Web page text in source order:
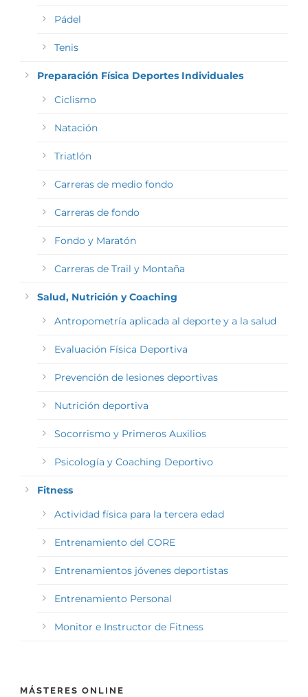
Pádel
Tenis
Preparación Física Deportes Individuales
Ciclismo
Natación
Triatlón
Carreras de medio fondo
Carreras de fondo
Fondo y Maratón
Carreras de Trail y Montaña
Salud, Nutrición y Coaching
Antropometría aplicada al deporte y a la salud
Evaluación Física Deportiva
Prevención de lesiones deportivas
Nutrición deportiva
Socorrismo y Primeros Auxilios
Psicología y Coaching Deportivo
Fitness
Actividad física para la tercera edad
Entrenamiento del CORE
Entrenamientos jóvenes deportistas
Entrenamiento Personal
Monitor e Instructor de Fitness
MÁSTERES ONLINE